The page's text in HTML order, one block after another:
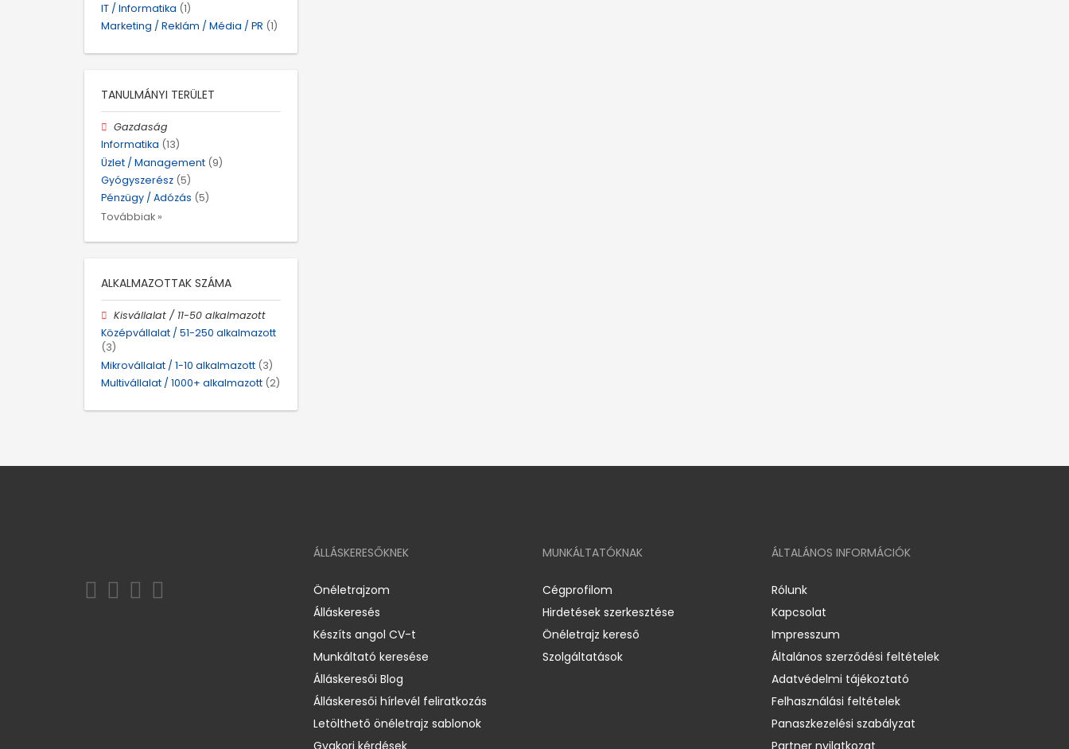
IT / Informatika (1)
Marketing / Reklám / Média / PR (1)
TANULMÁNYI TERÜLET
Gazdaság
Informatika (13)
Üzlet / Management (9)
Gyógyszerész (5)
Pénzügy / Adózás (5)
Továbbiak »
ALKALMAZOTTAK SZÁMA
Kisvállalat / 11-50 alkalmazott
Középvállalat / 51-250 alkalmazott
(3)
Mikrovállalat / 1-10 alkalmazott (3)
Multivállalat / 1000+ alkalmazott (2)
ÁLLÁSKERESŐKNEK
Önéletrajzom
Álláskeresés
Készíts angol CV-t
Munkáltató keresése
Álláskeresői Blog
Álláskeresői hírlevél feliratkozás
Letölthető önéletrajz sablonok
MUNKÁLTATÓKNAK
Cégprofilom
Hirdetések szerkesztése
Önéletrajz kereső
Szolgáltatások
ÁLTALÁNOS INFORMÁCIÓK
Rólunk
Kapcsolat
Impresszum
Általános szerződési feltételek
Adatvédelmi tájékoztató
Felhasználási feltételek
Panaszkezelési szabályzat